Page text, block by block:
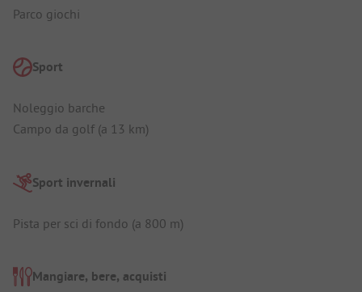
Parco giochi
Sport
Noleggio barche
Campo da golf (a 13 km)
Sport invernali
Pista per sci di fondo (a 800 m)
Mangiare, bere, acquisti